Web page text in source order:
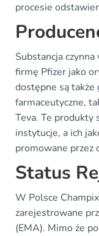
procesie
Substancja
firmę Pfizer jako
dostępne są
farmaceutyczne,
Teva. Te produkty
instytucje, a ich
promowane przez
Status
W Polsce
zarejestrowane
(EMA). Mimo że